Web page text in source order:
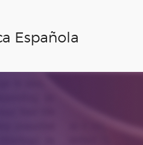
Española